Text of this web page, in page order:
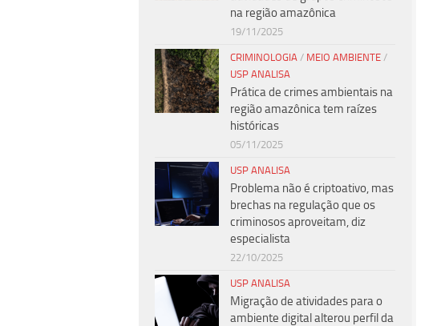
na região amazônica
19/11/2025
CRIMINOLOGIA / MEIO AMBIENTE /
USP ANALISA
Prática de crimes ambientais na
região amazônica tem raízes
históricas
05/11/2025
USP ANALISA
Problema não é criptoativo, mas
brechas na regulação que os
criminosos aproveitam, diz
especialista
22/10/2025
USP ANALISA
Migração de atividades para o
ambiente digital alterou perfil da